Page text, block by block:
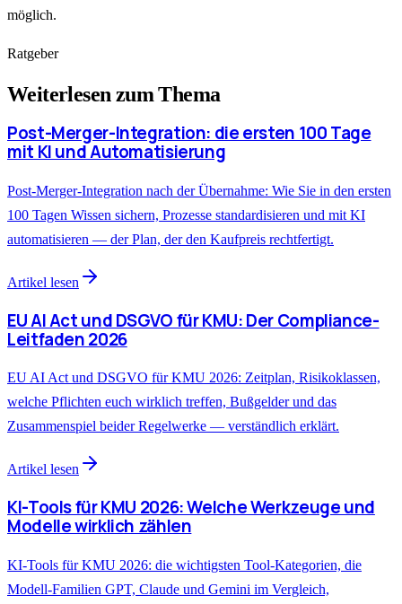
möglich.
Ratgeber
Weiterlesen zum Thema
Post-Merger-Integration: die ersten 100 Tage
mit KI und Automatisierung
Post-Merger-Integration nach der Übernahme: Wie Sie in den ersten
100 Tagen Wissen sichern, Prozesse standardisieren und mit KI
automatisieren — der Plan, der den Kaufpreis rechtfertigt.
Artikel lesen
EU AI Act und DSGVO für KMU: Der Compliance-
Leitfaden 2026
EU AI Act und DSGVO für KMU 2026: Zeitplan, Risikoklassen,
welche Pflichten euch wirklich treffen, Bußgelder und das
Zusammenspiel beider Regelwerke — verständlich erklärt.
Artikel lesen
KI-Tools für KMU 2026: Welche Werkzeuge und
Modelle wirklich zählen
KI-Tools für KMU 2026: die wichtigsten Tool-Kategorien, die
Modell-Familien GPT, Claude und Gemini im Vergleich,